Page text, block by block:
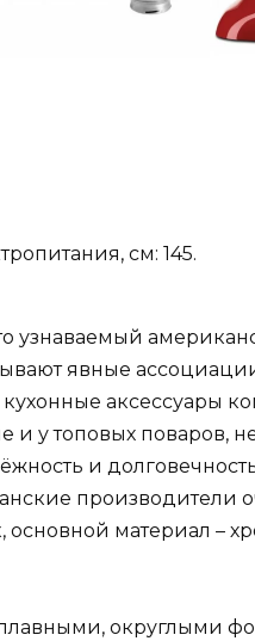
см: 145.
узнаваемый
явные
аксессуары
и у топовых поваров,
и
производители
основной материал –
округлыми